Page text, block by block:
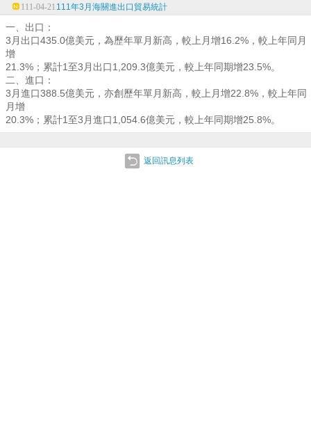
111-04-21 111年3月海關進出口貿易統計
一、出口：
3月出口435.0億美元，為歷年單月新高，較上月增16.2%，較上年同月
增
21.3%；累計1至3月出口1,209.3億美元，較上年同期增23.5%。
二、進口：
3月進口388.5億美元，亦創歷年單月新高，較上月增22.8%，較上年同
月增
20.3%；累計1至3月進口1,054.6億美元，較上年同期增25.8%。
返回訊息列表